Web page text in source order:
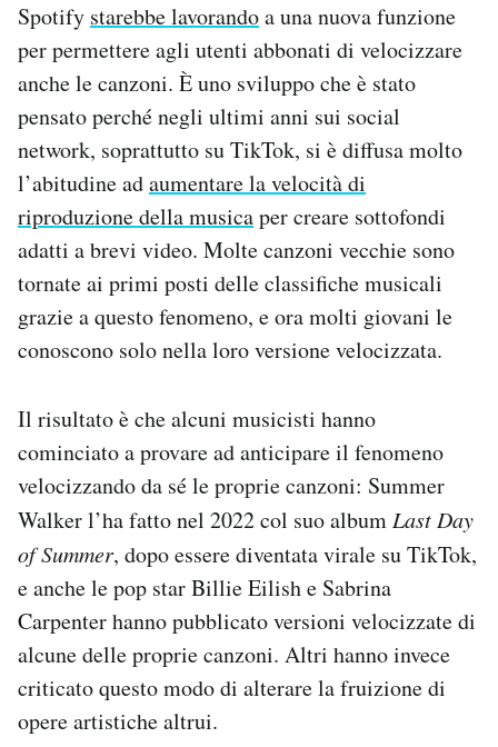
Spotify starebbe lavorandoa una nuova funzione
per permettere agli utenti abbonati di velocizzare
anche le canzoni. È uno sviluppo che è stato
pensato perché negli ultimi anni sui social
network, soprattutto su TikTok, si è diffusa molto
l’abitudine adaumentare la velocità di
riproduzione della musicaper creare sottofondi
adatti a brevi video. Molte canzoni vecchie sono
tornate ai primi posti delle classifiche musicali
grazie a questo fenomeno, e ora molti giovani le
conoscono solo nella loro versione velocizzata.
Il risultato è che alcuni musicisti hanno
cominciato a provare ad anticipare il fenomeno
velocizzando da sé le proprie canzoni: Summer
Walker l’ha fatto nel 2022 col suo albumLast Day
of Summer, dopo essere diventata virale su TikTok,
e anche le pop star Billie Eilish e Sabrina
Carpenter hanno pubblicato versioni velocizzate di
alcune delle proprie canzoni. Altri hanno invece
criticato questo modo di alterare la fruizione di
opere artistiche altrui.